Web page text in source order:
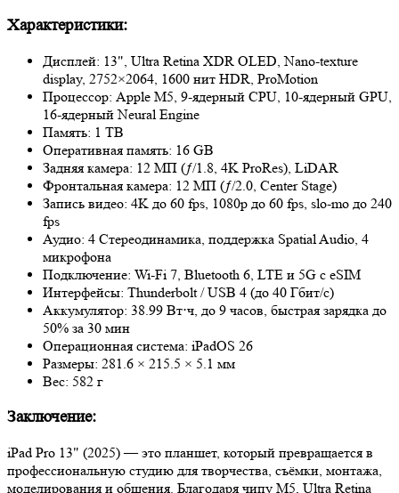
Характеристики:
Дисплей: 13", Ultra Retina XDR OLED, Nano-texture
display, 2752×2064, 1600 нит HDR, ProMotion
Процессор: Apple M5, 9‑ядерный CPU, 10‑ядерный GPU,
16‑ядерный Neural Engine
Память: 1 TB
Оперативная память: 16 GB
Задняя камера: 12 МП (ƒ/1.8, 4K ProRes), LiDAR
Фронтальная камера: 12 МП (ƒ/2.0, Center Stage)
Запись видео: 4K до 60 fps, 1080p до 60 fps, slo-mo до 240
fps
Аудио: 4 Стереодинамика, поддержка Spatial Audio, 4
микрофона
Подключение: Wi‑Fi 7, Bluetooth 6, LTE и 5G с eSIM
Интерфейсы: Thunderbolt / USB 4 (до 40 Гбит/с)
Аккумулятор: 38.99 Вт⋅ч, до 9 часов, быстрая зарядка до
50% за 30 мин
Операционная система: iPadOS 26
Размеры: 281.6 × 215.5 × 5.1 мм
Вес: 582 г
Заключение:
iPad Pro 13" (2025) — это планшет, который превращается в
профессиональную студию для творчества, съёмки, монтажа,
моделирования и общения. Благодаря чипу M5, Ultra Retina